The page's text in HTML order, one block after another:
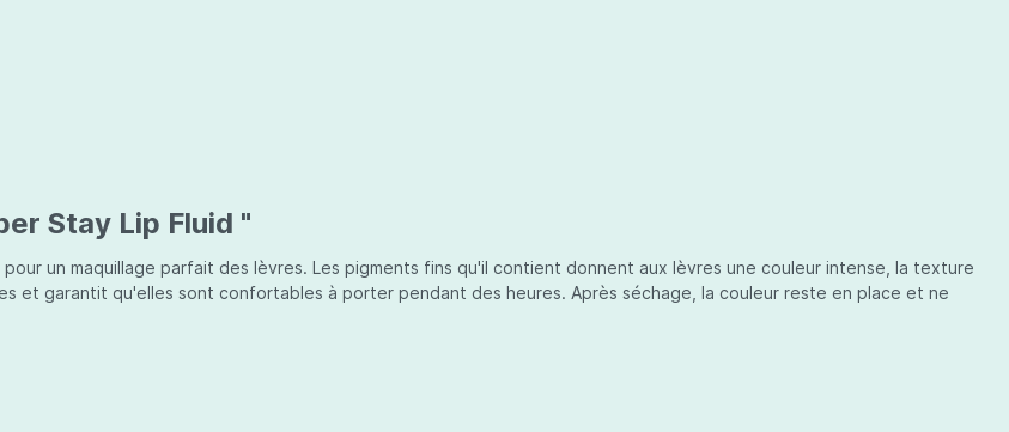
Stay Lip Fluid "
un maquillage parfait des lèvres. Les pigments fins qu'il contient donnent aux lèvres une couleur intense, la texture
et garantit qu'elles sont confortables à porter pendant des heures. Après séchage, la couleur reste en place et ne